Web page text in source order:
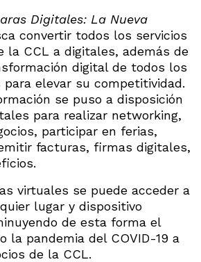
Digitales: La Nueva
convertir todos los servicios
la CCL a digitales, además de
digital de todos los
elevar su competitividad.
se puso a disposición
para realizar networking,
participar en ferias,
facturas, firmas digitales,
virtuales se puede acceder a
lugar y dispositivo
de esta forma el
la pandemia del COVID-19 a
de la CCL.